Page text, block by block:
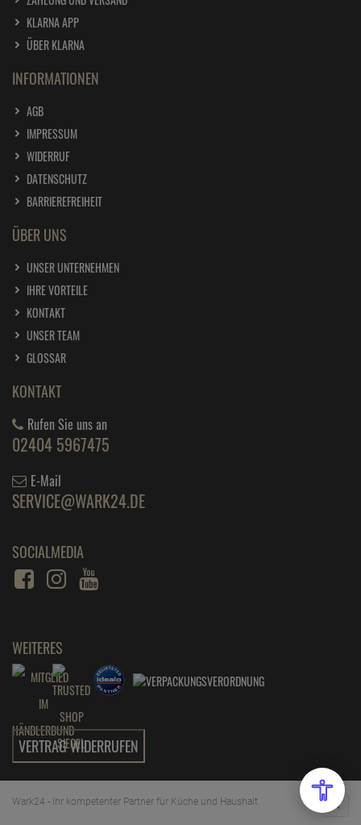
KLARNA APP
ÜBER KLARNA
INFORMATIONEN
AGB
IMPRESSUM
WIDERRUF
DATENSCHUTZ
BARRIEREFREIHEIT
ÜBER UNS
UNSER UNTERNEHMEN
IHRE VORTEILE
KONTAKT
UNSER TEAM
GLOSSAR
KONTAKT
Rufen Sie uns an
02404 5967475
E-Mail
SERVICE@WARK24.DE
SOCIALMEDIA
WEITERES
VERTRAG WIDERRUFEN
Wark24 - Ihr kompetenter Partner für Küche und Haushalt